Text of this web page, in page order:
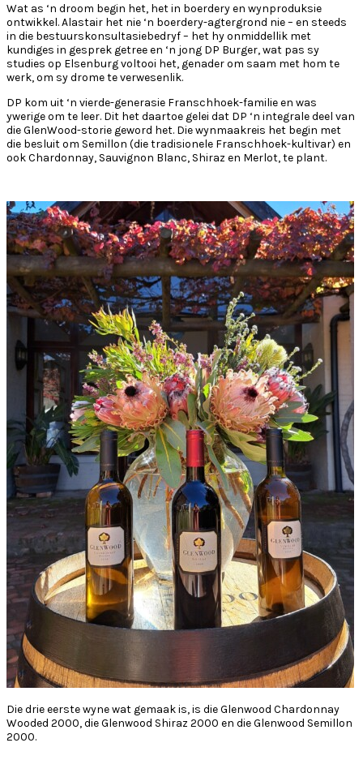
Wat as ‘n droom begin het, het in boerdery en wynproduksie
ontwikkel. Alastair het nie ‘n boerdery-agtergrond nie – en steeds
in die bestuurskonsultasiebedryf – het hy onmiddellik met
kundiges in gesprek getree en ‘n jong DP Burger, wat pas sy
studies op Elsenburg voltooi het, genader om saam met hom te
werk, om sy drome te verwesenlik.
DP kom uit ‘n vierde-generasie Franschhoek-familie en was
ywerige om te leer. Dit het daartoe gelei dat DP ‘n integrale deel van
die GlenWood-storie geword het. Die wynmaakreis het begin met
die besluit om Semillon (die tradisionele Franschhoek-kultivar) en
ook Chardonnay, Sauvignon Blanc, Shiraz en Merlot, te plant.
Die drie eerste wyne wat gemaak is, is die Glenwood Chardonnay
Wooded 2000, die Glenwood Shiraz 2000 en die Glenwood Semillon
2000.